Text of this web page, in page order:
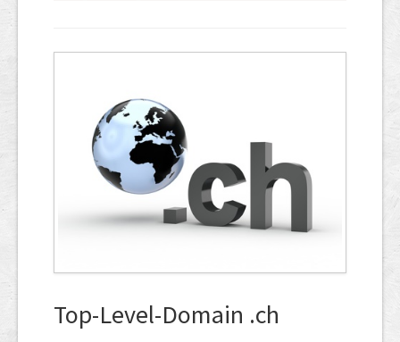
Top-Level-Domain .ch